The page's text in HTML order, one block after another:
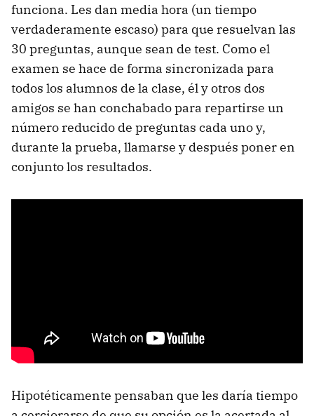
funciona. Les dan media hora (un tiempo
verdaderamente escaso) para que resuelvan las
30 preguntas, aunque sean de test. Como el
examen se hace de forma sincronizada para
todos los alumnos de la clase, él y otros dos
amigos se han conchabado para repartirse un
número reducido de preguntas cada uno y,
durante la prueba, llamarse y después poner en
conjunto los resultados.
Hipotéticamente pensaban que les daría tiempo